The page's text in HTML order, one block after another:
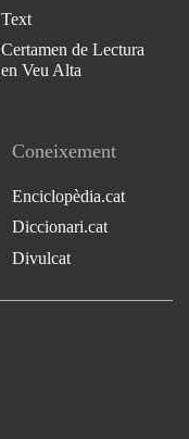
Text
Certamen de Lectura
en Veu Alta
Coneixement
Enciclopèdia.cat
Diccionari.cat
Divulcat